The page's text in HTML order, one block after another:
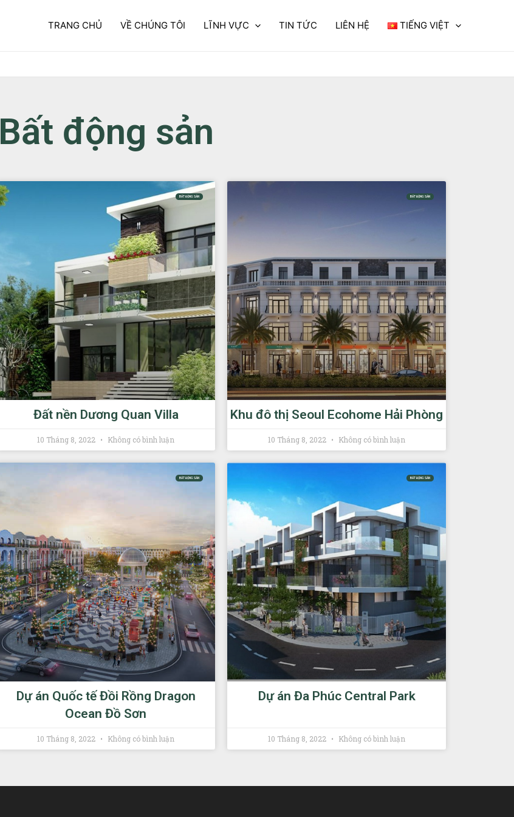
TRANG CHỦ VỀ CHÚNG TÔI LĨNH VỰC TIN TỨC LIÊN HỆ TIẾNG VIỆT
Bất động sản
BẤT ĐỘNG SẢN
Đất nền Dương Quan Villa
10 Tháng 8, 2022 Không có bình luận
BẤT ĐỘNG SẢN
Khu đô thị Seoul Ecohome Hải Phòng
10 Tháng 8, 2022 Không có bình luận
BẤT ĐỘNG SẢN
Dự án Quốc tế Đồi Rồng Dragon
Ocean Đồ Sơn
10 Tháng 8, 2022 Không có bình luận
BẤT ĐỘNG SẢN
Dự án Đa Phúc Central Park
10 Tháng 8, 2022 Không có bình luận